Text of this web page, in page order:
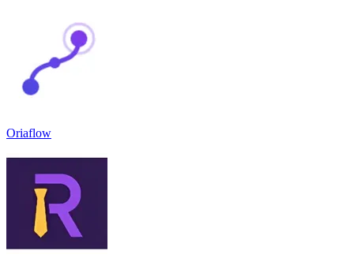
Oriaflow